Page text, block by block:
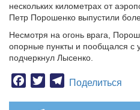
нескольких километрах от
Петр Порошенко выпустили
Несмотря на огонь врага,
опорные пункты и пообщался с
подчеркнул Лысенко.
Facebook
TwitterTelegram
Поделиться